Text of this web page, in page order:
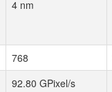
4 nm
768
92.80 GPixel/s